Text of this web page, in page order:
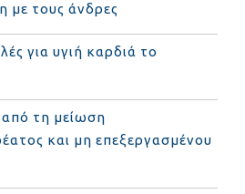
με τους άνδρες
για υγιή καρδιά το
τη μείωση
και μη επεξεργασμένου